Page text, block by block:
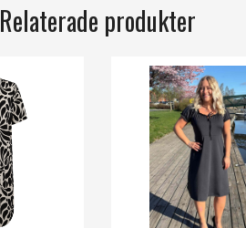
Relaterade produkter